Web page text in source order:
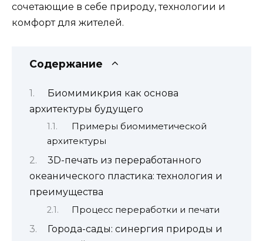
сочетающие в себе природу, технологии и
комфорт для жителей.
Содержание
Биомимикрия как основа
архитектуры будущего
Примеры биомиметической
архитектуры
3D-печать из переработанного
океанического пластика: технология и
преимущества
Процесс переработки и печати
Города-сады: синергия природы и